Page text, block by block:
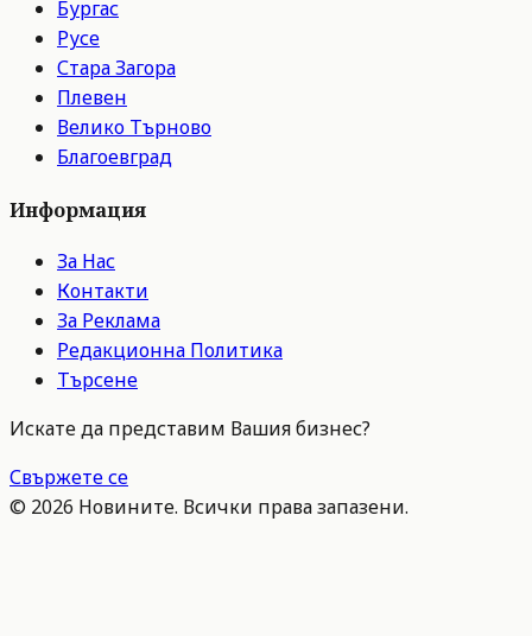
Бургас
Русе
Стара Загора
Плевен
Велико Търново
Благоевград
Информация
За Нас
Контакти
За Реклама
Редакционна Политика
Търсене
Искате да представим Вашия бизнес?
Свържете се
© 2026 Новините. Всички права запазени.